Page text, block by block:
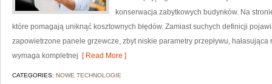
konserwacja zabytkowych budynków. Na
które pomagają uniknąć kosztownych błędów. Zamiast suchych definicji
zapowietrzone panele grzewcze, zbyt niskie parametry przepływu, hałasująca
wymaga kompletnej [ Read More ]
CATEGORIES: NOWE TECHNOLOGIE